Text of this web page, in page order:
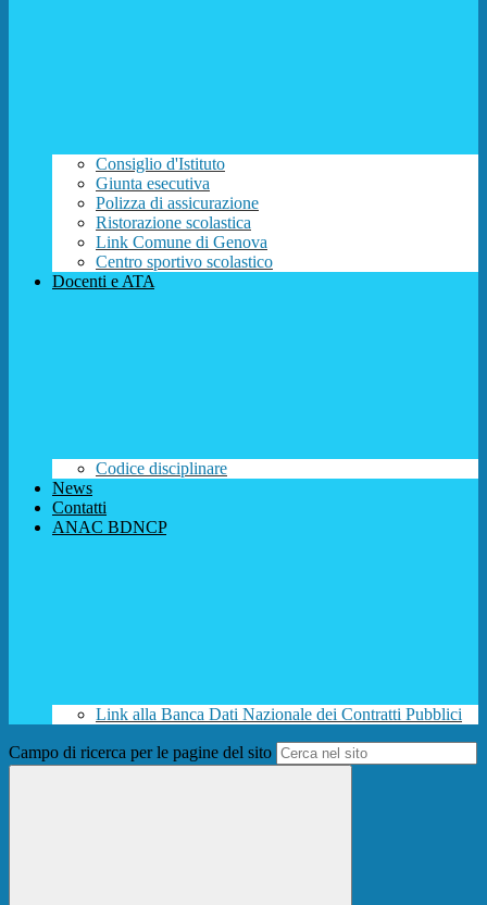
Consiglio d'Istituto
Giunta esecutiva
Polizza di assicurazione
Ristorazione scolastica
Link Comune di Genova
Centro sportivo scolastico
Docenti e ATA
Codice disciplinare
News
Contatti
ANAC BDNCP
Link alla Banca Dati Nazionale dei Contratti Pubblici
Campo di ricerca per le pagine del sito